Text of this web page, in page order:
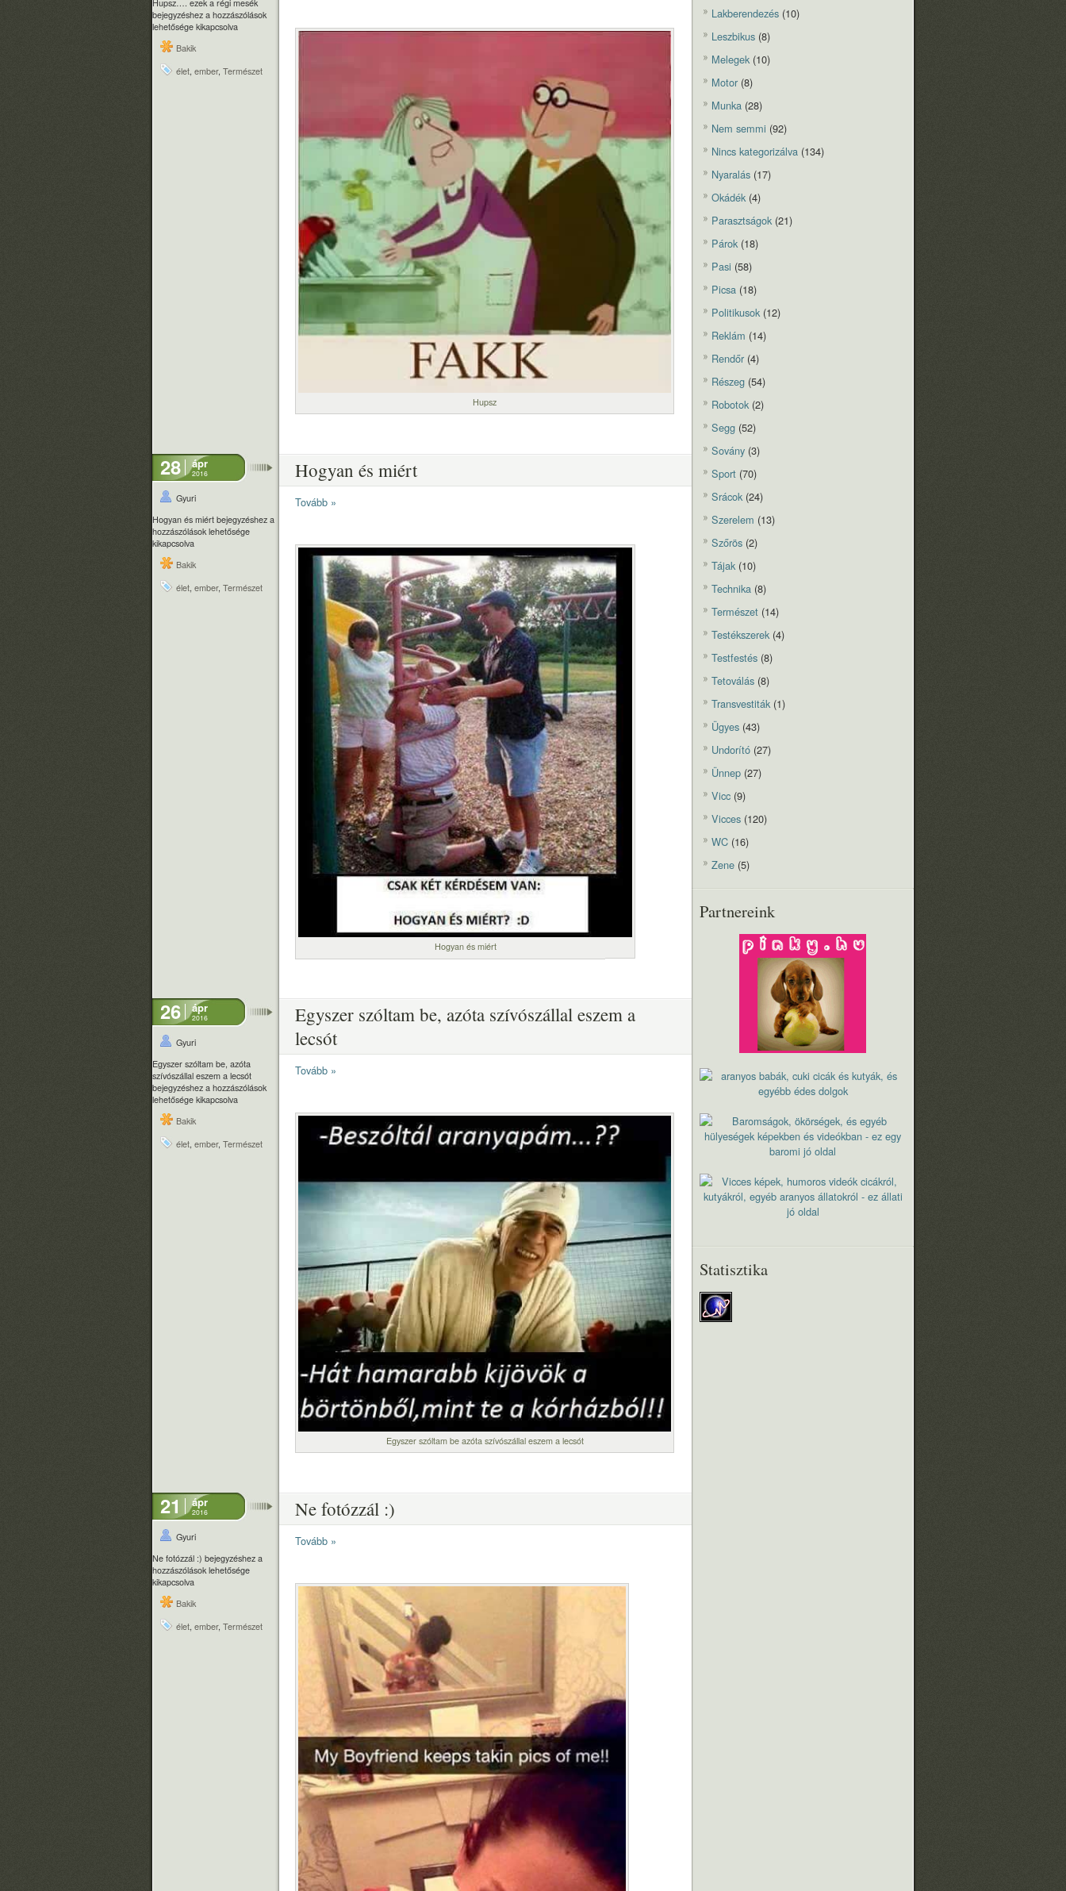
Hupsz…. ezek a régi mesék
bejegyzéshez a hozzászólások
lehetősége kikapcsolva
Bakik
élet, ember, Természet
Hupsz
28 ápr
2016
Gyuri
Hogyan és miért bejegyzéshez a
hozzászólások lehetősége
kikapcsolva
Bakik
élet ember, Természet
Hogyan és miért
Tovább »
Hogyan és miért
26 ápr
2016
Gyuri
Egyszer szóltam be, azóta
szívószállal eszem a lecsót
bejegyzéshez a hozzászólások
lehetősége kikapcsolva
Bakik
élet, ember, Természet
Egyszer szóltam be, azóta szívószállal eszem a
lecsót
Tovább »
Egyszer szóltam be azóta szívószállal eszem a lecsót
21 ápr
2016
Gyuri
Ne fotózzál :) bejegyzéshez a
hozzászólások lehetősége
kikapcsolva
Bakik
élet ember, Természet
Ne fotózzál :)
Tovább »
Lakberendezés (10)
Leszbikus (8)
Melegek(10)
Motor (8)
Munka (28)
Nem semmi (92)
Nincs kategorizálva (134)
Nyaralás (17)
Okádék(4)
Parasztságok(21)
Párok(18)
Pasi (58)
Picsa (18)
Politikusok(12)
Reklám (14)
Rendőr (4)
Részeg (54)
Robotok(2)
Segg (52)
Sovány (3)
Sport (70)
Srácok(24)
Szerelem (13)
Szőrös (2)
Tájak(10)
Technika (8)
Természet (14)
Testékszerek(4)
Testfestés (8)
Tetoválás (8)
Transvestiták(1)
Ügyes (43)
Undorító (27)
Ünnep (27)
Vicc (9)
Vicces (120)
WC (16)
Zene (5)
Partnereink
Statisztika